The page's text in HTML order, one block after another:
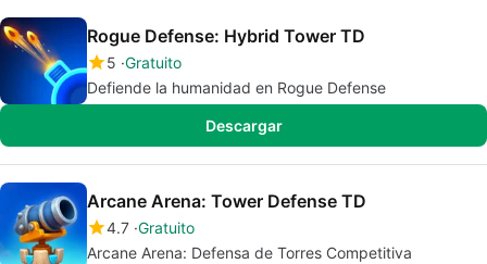
Rogue Defense: Hybrid Tower TD
5 Gratuito
Defiende la humanidad en Rogue Defense
Descargar
Arcane Arena: Tower Defense TD
4.7 Gratuito
Arcane Arena: Defensa de Torres Competitiva